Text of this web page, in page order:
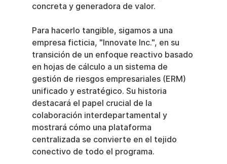
concreta y generadora de valor.
Para hacerlo tangible, sigamos a una
empresa ficticia, "Innovate Inc.", en su
transición de un enfoque reactivo basado
en hojas de cálculo a un sistema de
gestión de riesgos empresariales (ERM)
unificado y estratégico. Su historia
destacará el papel crucial de la
colaboración interdepartamental y
mostrará cómo una plataforma
centralizada se convierte en el tejido
conectivo de todo el programa.